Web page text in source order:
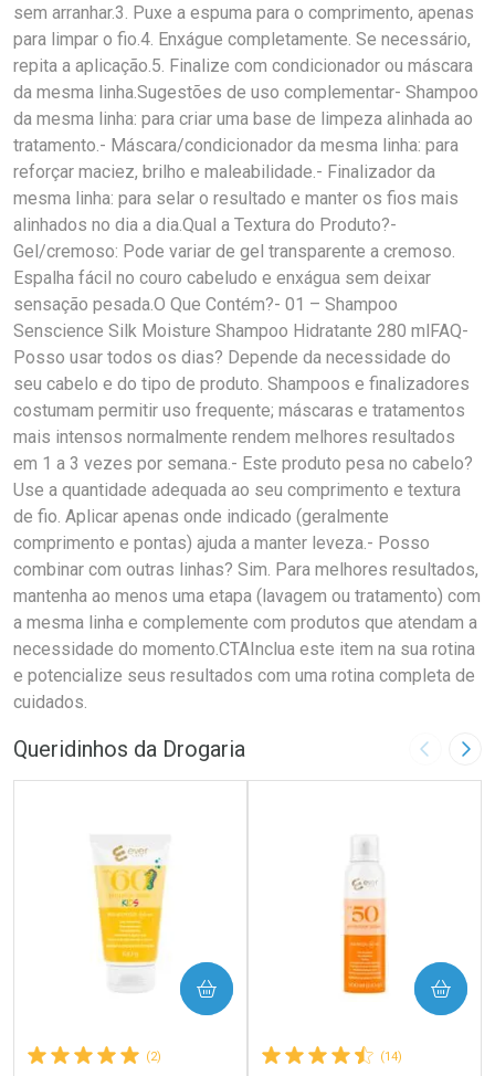
sem arranhar.3. Puxe a espuma para o comprimento, apenas
para limpar o fio.4. Enxágue completamente. Se necessário,
repita a aplicação.5. Finalize com condicionador ou máscara
da mesma linha.Sugestões de uso complementar- Shampoo
da mesma linha: para criar uma base de limpeza alinhada ao
tratamento.- Máscara/condicionador da mesma linha: para
reforçar maciez, brilho e maleabilidade.- Finalizador da
mesma linha: para selar o resultado e manter os fios mais
alinhados no dia a dia.Qual a Textura do Produto?-
Gel/cremoso: Pode variar de gel transparente a cremoso.
Espalha fácil no couro cabeludo e enxágua sem deixar
sensação pesada.O Que Contém?- 01 – Shampoo
Senscience Silk Moisture Shampoo Hidratante 280 mlFAQ-
Posso usar todos os dias? Depende da necessidade do
seu cabelo e do tipo de produto. Shampoos e finalizadores
costumam permitir uso frequente; máscaras e tratamentos
mais intensos normalmente rendem melhores resultados
em 1 a 3 vezes por semana.- Este produto pesa no cabelo?
Use a quantidade adequada ao seu comprimento e textura
de fio. Aplicar apenas onde indicado (geralmente
comprimento e pontas) ajuda a manter leveza.- Posso
combinar com outras linhas? Sim. Para melhores resultados,
mantenha ao menos uma etapa (lavagem ou tratamento) com
a mesma linha e complemente com produtos que atendam a
necessidade do momento.CTAInclua este item na sua rotina
e potencialize seus resultados com uma rotina completa de
cuidados.
Queridinhos da Drogaria Imagem
(2)
COMPRAR
(14)
COMPRAR